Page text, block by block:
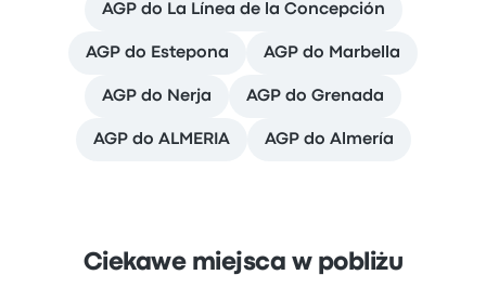
AGP do La Línea de la Concepción
AGP do Estepona AGP do Marbella
AGP do Nerja AGP do Grenada
AGP do ALMERIA AGP do Almería
Ciekawe miejsca w pobliżu